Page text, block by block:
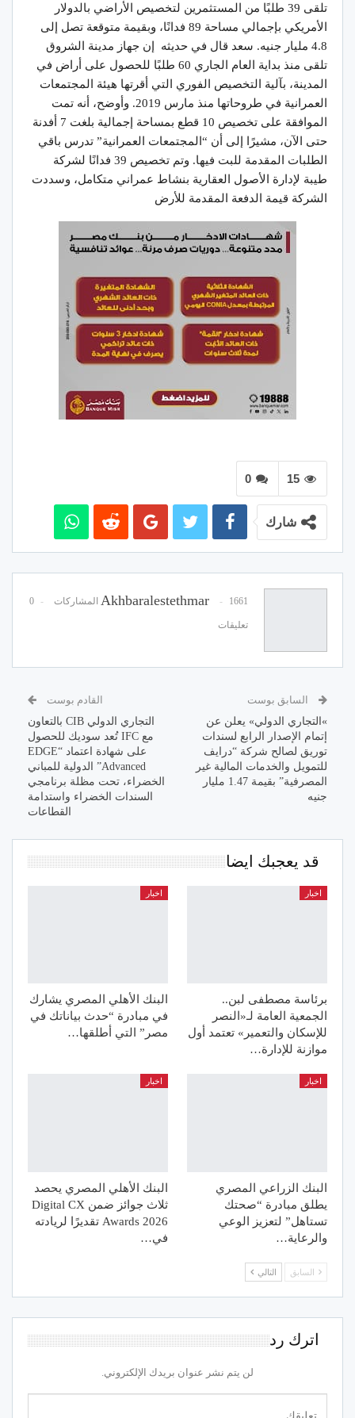
تلقى 39 طلبًا من المستثمرين لتخصيص الأراضي بالدولار
الأمريكي بإجمالي مساحة 89 فدانًا، وبقيمة متوقعة تصل إلى
4.8 مليار جنيه. سعد قال في حديثه إن جهاز مدينة الشروق
تلقى منذ بداية العام الجاري 60 طلبًا للحصول على أراض في
المدينة، بآلية التخصيص الفوري التي أقرتها هيئة المجتمعات
العمرانية في طروحاتها منذ مارس 2019. وأوضح، أنه تمت
الموافقة على تخصيص 10 قطع بمساحة إجمالية بلغت 7 أفدنة
حتى الآن، مشيرًا إلى أن “المجتمعات العمرانية” تدرس باقي
الطلبات المقدمة للبت فيها. وتم تخصيص 39 فدانًا لشركة
طيبة لإدارة الأصول العقارية بنشاط عمراني متكامل، وسددت
الشركة قيمة الدفعة المقدمة للأرض
0 15
شارك
Akhbaralestethmar 1661 المشاركات 0
تعليقات
السابق بوست
»التجاري الدولي» يعلن عن
إتمام الإصدار الرابع لسندات
توريق لصالح شركة “درايف
للتمويل والخدمات المالية غير
المصرفية” بقيمة 1.47 مليار
جنيه
القادم بوست
التجاري الدولي CIB بالتعاون
مع IFC تُعد سوديك للحصول
على شهادة اعتماد “EDGE
Advanced” الدولية للمباني
الخضراء، تحت مظلة برنامجي
السندات الخضراء واستدامة
القطاعات
قد يعجبك ايضا
اخبار
برئاسة مصطفى لبن..
الجمعية العامة لـ«النصر
للإسكان والتعمير» تعتمد أول
موازنة للإدارة…
اخبار
البنك الأهلي المصري يشارك
في مبادرة “حدث بياناتك في
مصر” التي أطلقها…
اخبار
البنك الزراعي المصري
يطلق مبادرة “صحتك
تستاهل” لتعزيز الوعي
والرعاية…
اخبار
البنك الأهلي المصري يحصد
ثلاث جوائز ضمن Digital CX
Awards 2026 تقديرًا لريادته
في…
السابق التالي
اترك رد
لن يتم نشر عنوان بريدك الإلكتروني.